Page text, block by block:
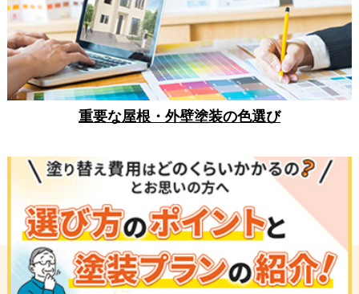
重要な屋根・外壁塗装の色選び